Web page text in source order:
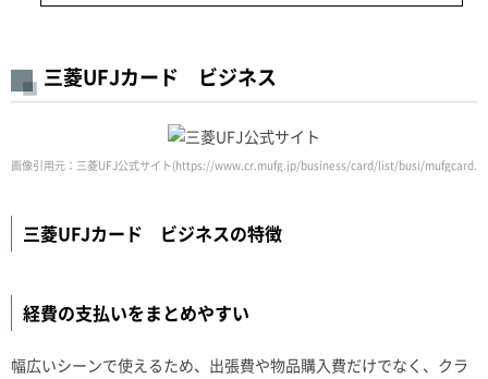
三菱UFJカード ビジネス
画像引用元：三菱UFJ公式サイト(https://www.cr.mufg.jp/business/card/list/busi/
三菱UFJカード ビジネスの特徴
経費の支払いをまとめやすい
幅広いシーンで使えるため、出張費や物品購入費だけでなく、クラ